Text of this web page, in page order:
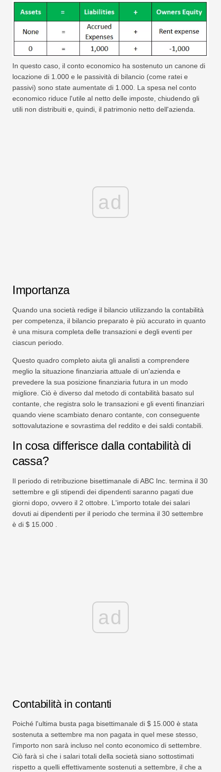
In questo caso, il conto economico ha sostenuto un canone di
locazione di 1.000 e le passività di bilancio (come ratei e
passivi) sono state aumentate di 1.000. La spesa nel conto
economico riduce l'utile al netto delle imposte, chiudendo gli
utili non distribuiti e, quindi, il patrimonio netto dell'azienda.
ad
Importanza
Quando una società redige il bilancio utilizzando la contabilità
per competenza, il bilancio preparato è più accurato in quanto
è una misura completa delle transazioni e degli eventi per
ciascun periodo.
Questo quadro completo aiuta gli analisti a comprendere
meglio la situazione finanziaria attuale di un'azienda e
prevedere la sua posizione finanziaria futura in un modo
migliore. Ciò è diverso dal metodo di contabilità basato sul
contante, che registra solo le transazioni e gli eventi finanziari
quando viene scambiato denaro contante, con conseguente
sottovalutazione e sovrastima del reddito e dei saldi contabili.
In cosa differisce dalla contabilità di
cassa?
Il periodo di retribuzione bisettimanale di ABC Inc. termina il 30
settembre e gli stipendi dei dipendenti saranno pagati due
giorni dopo, ovvero il 2 ottobre. L'importo totale dei salari
dovuti ai dipendenti per il periodo che termina il 30 settembre
è di $ 15.000 .
ad
Contabilità in contanti
Poiché l'ultima busta paga bisettimanale di $ 15.000 è stata
sostenuta a settembre ma non pagata in quel mese stesso,
l'importo non sarà incluso nel conto economico di settembre.
Ciò farà sì che i salari totali della società siano sottostimati
rispetto a quelli effettivamente sostenuti a settembre, il che a